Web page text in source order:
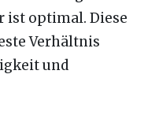
ist optimal. Diese
Verhältnis
und